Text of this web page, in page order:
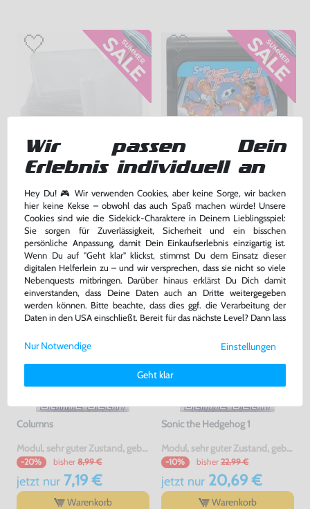
4x originale Cases / Hüllen für
Module [SEGA]
gebraucht
-10% bisher 7,99 €
jetzt nur7,19 €
Warenkorb
SEGA Game Pack 4 in 1
Modul, gebraucht
-47% bisher 14,99 €
jetzt nur 7,99 €
Warenkorb
Columns
Modul, sehr guter Zustand, gebraucht
-20% bisher 8,99 €
jetzt nur7,19 €
Warenkorb
Sonic the Hedgehog 1
Modul, sehr guter Zustand, gebraucht
-10% bisher 22,99 €
jetzt nur20,69 €
Warenkorb
Wir passen Dein
Erlebnis individuell an
Hey Du! 🎮 Wir verwenden Cookies, aber keine Sorge, wir backen
hier keine Kekse – obwohl das auch Spaß machen würde! Unsere
Cookies sind wie die Sidekick-Charaktere in Deinem Lieblingsspiel:
Sie sorgen für Zuverlässigkeit, Sicherheit und ein bisschen
persönliche Anpassung, damit Dein Einkaufserlebnis einzigartig ist.
Wenn Du auf "Geht klar" klickst, stimmst Du dem Einsatz dieser
digitalen Helferlein zu – und wir versprechen, dass sie nicht so viele
Nebenquests mitbringen. Darüber hinaus erklärst Du Dich damit
einverstanden, dass Deine Daten auch an Dritte weitergegeben
werden können. Bitte beachte, dass dies ggf. die Verarbeitung der
Daten in den USA einschließt. Bereit für das nächste Level? Dann lass
Weitere Informationen zu den von uns verwendeten Cookies und
Deinen Rechten als Nutzer findest Du in unsererDaten­schutz­
Impressum.
Einstellungen
Geht klar
Nur Notwendige